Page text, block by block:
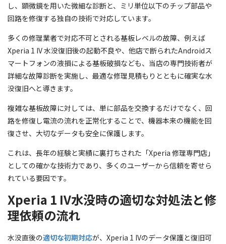
し、顕微鏡を用いた微細な診断と、ミリ単位以下のチップ部品や
回路を修復する独自の技術で対応しています。
多くの修理業者で対応不可とされる基板レベルの故障、例えば
Xperia 1 IV 水没復旧後の起動不良や、他店で断られたAndroidス
マートフォンの液損による基板破損なども、当店の専門技術者が
詳細な故障診断を実施し、最適な修理見積もりとともに確実な水
没復旧へと導きます。
複雑な基板故障に対しては、単に部品を交換するだけでなく、回
路を修復し電流の流れを正常化することで、機器本来の機能を回
復させ、大切なデータも安全に保護します。
これは、長年の経験と実績に裏打ちされた「Xperia 修理専門店」
としての確かな技術力であり、多くのユーザーから信頼を寄せら
れている要因です。
Xperia 1 IV水没時の適切な対処法と修
理依頼の流れ
水没直後の適切な初期対応が、Xperia 1 IVのデータ保護と復旧可